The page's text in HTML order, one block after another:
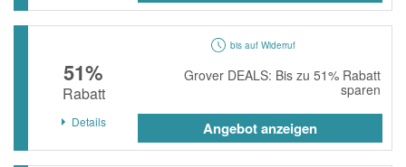
bis auf Widerruf
51%
Rabatt
Grover DEALS: Bis zu 51% Rabatt
sparen
Details Angebot anzeigen